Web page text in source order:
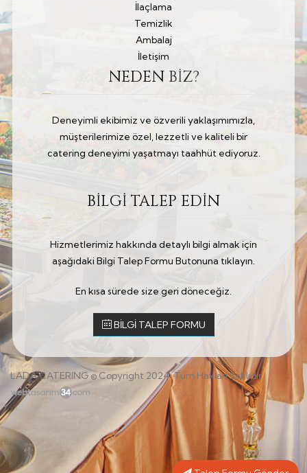
İlaçlama
Temizlik
Ambalaj
İletişim
NEDENBİZ?
Deneyimli ekibimiz ve özverili yaklaşımımızla,
müşterilerimize özel, lezzetli ve kaliteli bir
catering deneyimi yaşatmayı taahhüt ediyoruz.
BİLGİ TALEP EDİN
Hizmetlerimiz hakkında detaylı bilgi almak için
aşağıdaki Bilgi Talep Formu Butonuna tıklayın.
En kısa sürede size geri döneceğiz.
BİLGİ TALEP FORMU
LADA CATERING © Copyright 2024. Tüm Hakları Saklıdır.